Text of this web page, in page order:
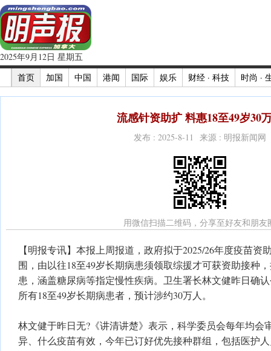
2025年9月12日 星期五
首页
加国 中国 港闻 国际 娱乐 财经 · 科技 时尚 ·
流感针资助扩 料惠18至49岁30
发布 : 2025-8-11 来源 : 明报新闻网
用微信扫描二维码，分享至好友和朋友
【明报专讯】本报上周报道，政府拟于2025/26年度疫苗资
围，由以往18至49岁长期病患须领取综援才可获资助接种
患，涵盖糖尿病等指定慢性疾病。卫生署长林文健昨日确
所有18至49岁长期病患者，预计涉约30万人。
林文健于昨日无?《讲清讲楚》表示，科学委员会每年均会
异、什么疫苗有效，今年已订好优先接种群组，包括医护